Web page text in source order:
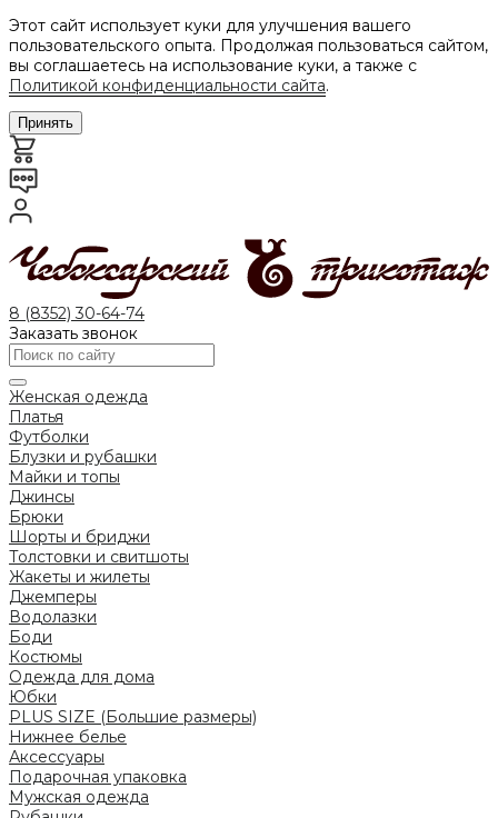
Этот сайт использует куки для улучшения вашего
пользовательского опыта. Продолжая пользоваться сайтом,
вы соглашаетесь на использование куки, а также с
Политикой конфиденциальности сайта.
Принять
8 (8352) 30-64-74
Заказать звонок
Женская одежда
Платья
Футболки
Блузки и рубашки
Майки и топы
Джинсы
Брюки
Шорты и бриджи
Толстовки и свитшоты
Жакеты и жилеты
Джемперы
Водолазки
Боди
Костюмы
Одежда для дома
Юбки
PLUS SIZE (Большие размеры)
Нижнее белье
Аксессуары
Подарочная упаковка
Мужская одежда